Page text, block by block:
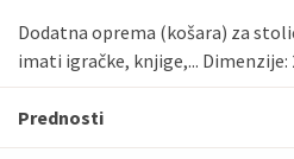
Dodatna oprema (košara) za
imati igračke, knjige,... Dimenzije:
Prednosti